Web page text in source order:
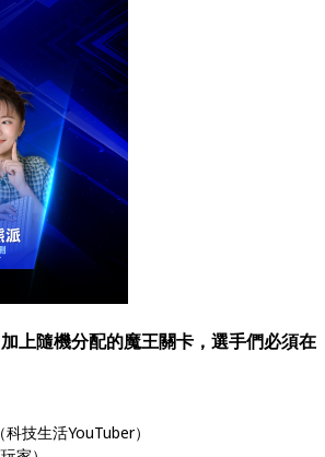
上隨機分配的魔王關卡，選手們必須在
技生活YouTuber）